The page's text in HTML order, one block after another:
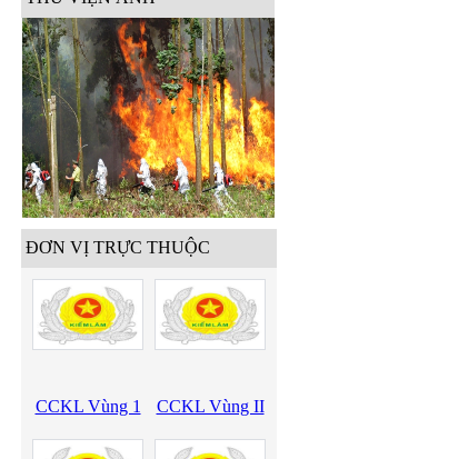
ĐƠN VỊ TRỰC THUỘC
CCKL Vùng 1 CCKL Vùng II